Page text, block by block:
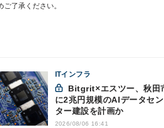
了承ください。
ITインフラ
に2兆円規模のAIデータセン
ター建設を計画か
2026/08/06 16:41